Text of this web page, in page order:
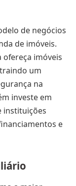
de negócios
de imóveis.
ofereça imóveis
um
na
investe em
instituições
e